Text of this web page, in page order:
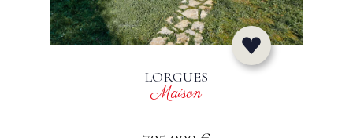
LORGUES
Maison